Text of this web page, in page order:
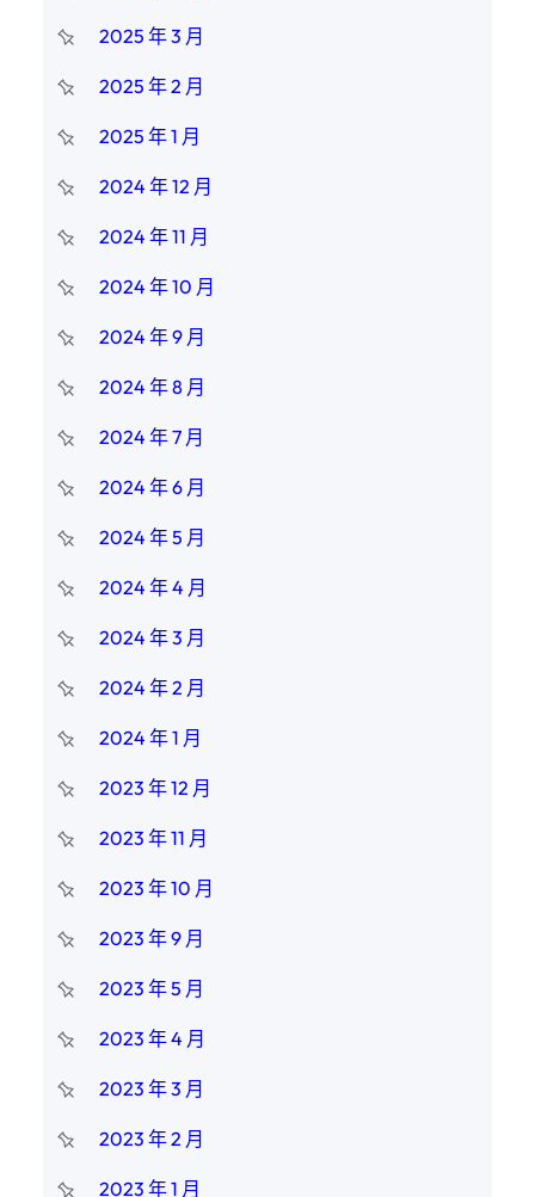
2025 年 3 月
2025 年 2 月
2025 年 1 月
2024 年 12 月
2024 年 11 月
2024 年 10 月
2024 年 9 月
2024 年 8 月
2024 年 7 月
2024 年 6 月
2024 年 5 月
2024 年 4 月
2024 年 3 月
2024 年 2 月
2024 年 1 月
2023 年 12 月
2023 年 11 月
2023 年 10 月
2023 年 9 月
2023 年 5 月
2023 年 4 月
2023 年 3 月
2023 年 2 月
2023 年 1 月